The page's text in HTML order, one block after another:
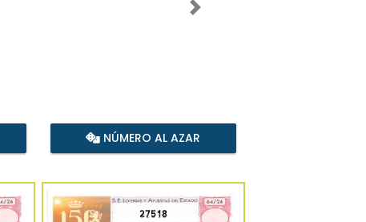
Imagen siguiente
NÚMERO AL AZAR
27518